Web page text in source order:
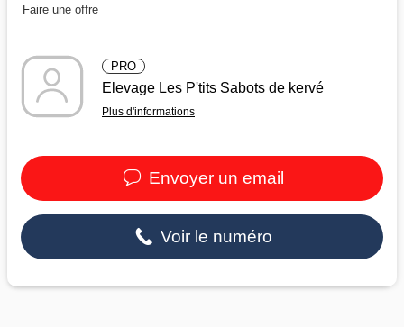
Faire une offre
PRO
Elevage Les P'tits Sabots de kervé
Plus d'informations
Envoyer un email
Voir le numéro